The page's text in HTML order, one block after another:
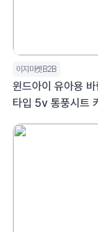
이지마켓B2B
윈드아이 유아용
타입 5v 통풍시트
차 쿨링 여름시트